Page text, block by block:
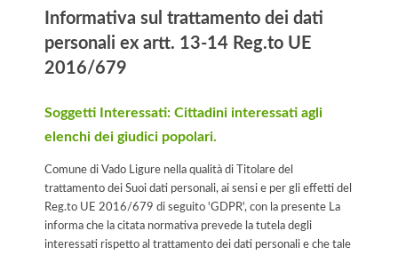
Informativa sul trattamento dei dati
personali ex artt. 13-14 Reg.to UE
2016/679
Soggetti Interessati: Cittadini interessati agli
elenchi dei giudici popolari.
Comune di Vado Ligure nella qualità di Titolare del
trattamento dei Suoi dati personali, ai sensi e per gli effetti del
Reg.to UE 2016/679 di seguito 'GDPR', con la presente La
informa che la citata normativa prevede la tutela degli
interessati rispetto al trattamento dei dati personali e che tale